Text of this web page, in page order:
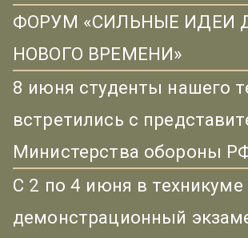
ФОРУМ «СИЛЬНЫЕ ИДЕИ
НОВОГО ВРЕМЕНИ»
8 июня студенты нашего
встретились с
Министерства обороны
С 2 по 4 июня в
демонстрационный